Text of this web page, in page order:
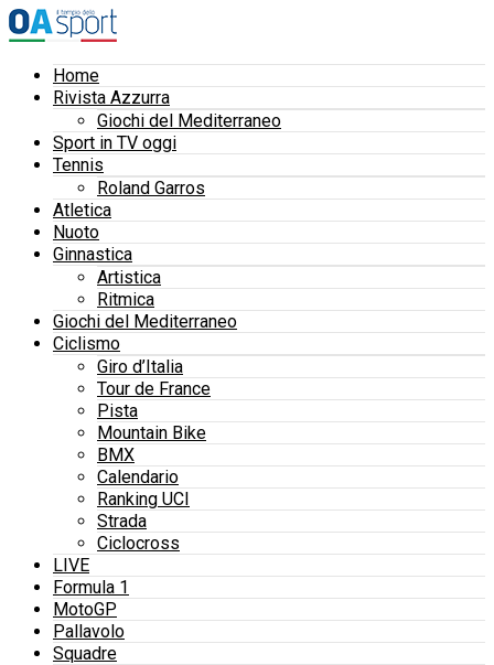
Home
Rivista Azzurra
Giochi del Mediterraneo
Sport in TV oggi
Tennis
Roland Garros
Atletica
Nuoto
Ginnastica
Artistica
Ritmica
Giochi del Mediterraneo
Ciclismo
Giro d’Italia
Tour de France
Pista
Mountain Bike
BMX
Calendario
Ranking UCI
Strada
Ciclocross
LIVE
Formula 1
MotoGP
Pallavolo
Squadre